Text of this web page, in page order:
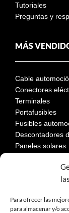
Para ofrecer las
para almacenar y/o
Tutoriales
Preguntas y
MÁS
Cable
Conectores
Terminales
Portafusibles
Fusibles
Descontadores
Paneles solares